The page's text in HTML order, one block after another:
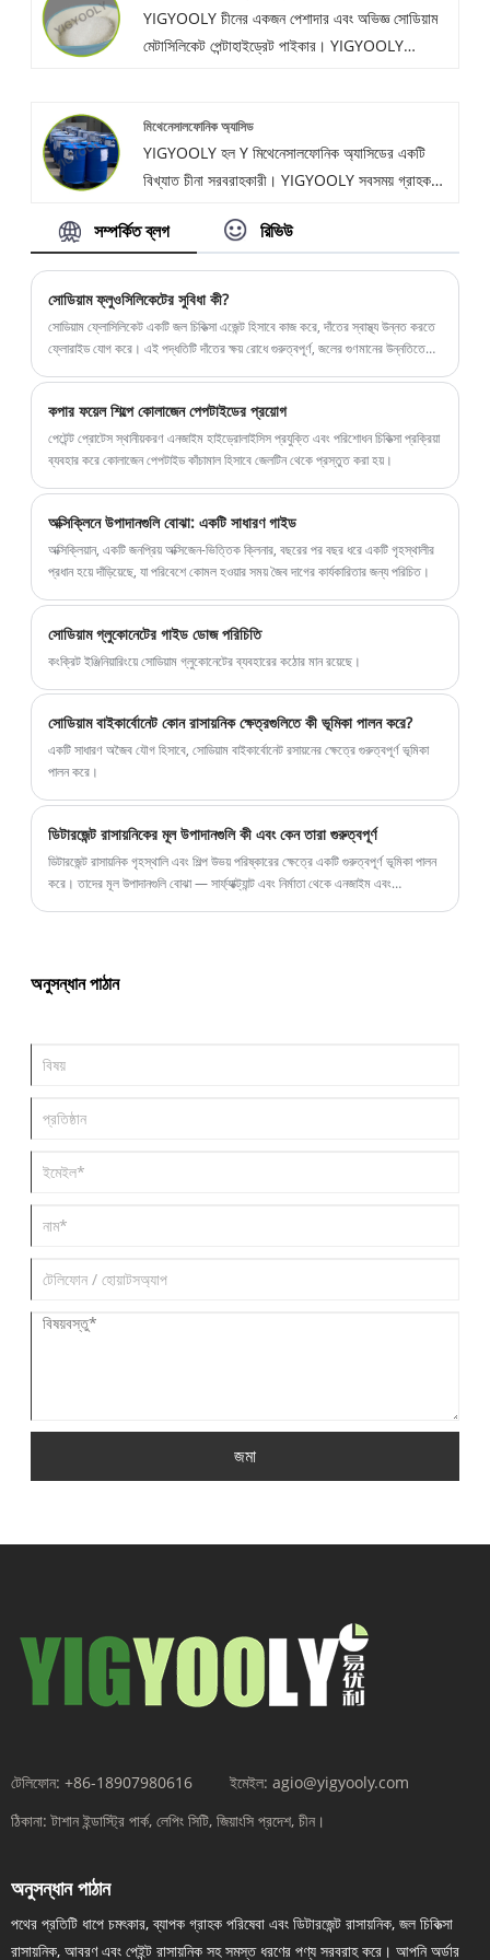
হারিয়ে যাওয়ার সাথে দীর্ঘমেয়াদী ব্যবসায়িক সম্পর্ক গড়ে তুলি।
YIGYOOLY চীনের একজন পেশাদার এবং অভিজ্ঞ সোডিয়াম
মেটাসিলিকেট পেন্টাহাইড্রেট পাইকার। YIGYOOLY
মিথেনেসালফোনিক অ্যাসিড
YIGYOOLY হল Y মিথেনেসালফোনিক অ্যাসিডের একটি
বিখ্যাত চীনা সরবরাহকারী। YIGYOOLY সবসময় গ্রাহকদের
পরিষেবা সহ মিথেনেসালফোনিক অ্যাসিড সরবরাহ করে, গ্রাহক
সম্পর্কিত ব্লগ রিভিউ
সোডিয়াম ফ্লুওসিলিকেটের সুবিধা কী?
সোডিয়াম ফ্লোসিলিকেট একটি জল চিকিত্সা এজেন্ট হিসাবে কাজ করে, দাঁতের স্বাস্থ্য উন্নত করতে
ফ্লোরাইড যোগ করে। এই পদ্ধতিটি দাঁতের ক্ষয় রোধে গুরুত্বপূর্ণ, জলের গুণমানের উন্নতিতে
কপার ফয়েল শিল্পে কোলাজেন পেপটাইডের প্রয়োগ
পেটেন্ট প্রোটেস স্থানীয়করণ এনজাইম হাইড্রোলাইসিস প্রযুক্তি এবং পরিশোধন চিকিত্সা প্রক্রিয়া
ব্যবহার করে কোলাজেন পেপটাইড কাঁচামাল হিসাবে জেলটিন থেকে প্রস্তুত করা হয়।
অক্সিক্লিনে উপাদানগুলি বোঝা: একটি সাধারণ গাইড
অক্সিক্লিয়ান, একটি জনপ্রিয় অক্সিজেন-ভিত্তিক ক্লিনার, বছরের পর বছর ধরে একটি গৃহস্থালীর
প্রধান হয়ে দাঁড়িয়েছে, যা পরিবেশে কোমল হওয়ার সময় জৈব দাগের কার্যকারিতার জন্য পরিচিত।
সোডিয়াম গ্লুকোনেটের গাইড ডোজ পরিচিতি
কংক্রিট ইঞ্জিনিয়ারিংয়ে সোডিয়াম গ্লুকোনেটের ব্যবহারের কঠোর মান রয়েছে।
সোডিয়াম বাইকার্বোনেট কোন রাসায়নিক ক্ষেত্রগুলিতে কী ভূমিকা পালন করে?
একটি সাধারণ অজৈব যৌগ হিসাবে, সোডিয়াম বাইকার্বোনেট রসায়নের ক্ষেত্রে গুরুত্বপূর্ণ ভূমিকা
পালন করে।
ডিটারজেন্ট রাসায়নিকের মূল উপাদানগুলি কী এবং কেন তারা গুরুত্বপূর্ণ
ডিটারজেন্ট রাসায়নিক গৃহস্থালি এবং শিল্প উভয় পরিষ্কারের ক্ষেত্রে একটি গুরুত্বপূর্ণ ভূমিকা পালন
করে। তাদের মূল উপাদানগুলি বোঝা — সার্ফ্যাক্ট্যান্ট এবং নির্মাতা থেকে এনজাইম এবং
তা অন্বেষণ করি।
অনুসন্ধান পাঠান
জমা
টেলিফোন: +86-18907980616 ইমেইল: agio@yigyooly.com
ঠিকানা: টাশান ইন্ডাস্ট্রি পার্ক, লেপিং সিটি, জিয়াংসি প্রদেশ, চীন।
অনুসন্ধান পাঠান
পথের প্রতিটি ধাপে চমৎকার, ব্যাপক গ্রাহক পরিষেবা এবং ডিটারজেন্ট রাসায়নিক, জল চিকিত্সা
রাসায়নিক, আবরণ এবং পেইন্ট রাসায়নিক সহ সমস্ত ধরণের পণ্য সরবরাহ করে। আপনি অর্ডার